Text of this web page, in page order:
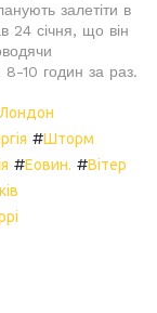
залетіти в
24 січня, що він
8-10 годин за раз.
Лондон
#Шторм
#Еовин. #Вітер